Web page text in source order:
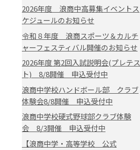
2026年度 浪商中高募集イベントス
ケジュールのお知らせ
令和８年度 浪商スポーツ＆カルチ
ャーフェスティバル開催のお知らせ
2026年度 第2回入試説明会(プレテス
ト) 8/8開催 申込受付中
浪商中学校ハンドボール部 クラブ
体験会8/8開催 申込受付中
浪商中学校硬式野球部クラブ体験
会 8/3開催 申込受付中
【浪商中学・高等学校 公式